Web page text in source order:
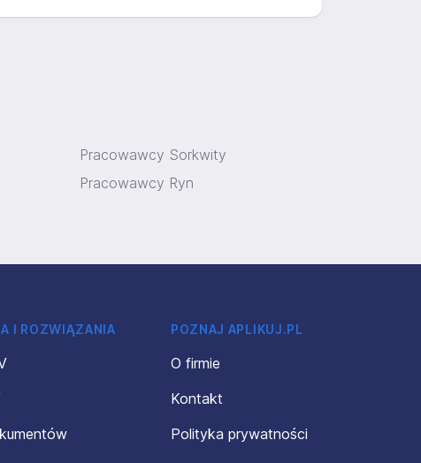
Pracowawcy Sorkwity
Pracowawcy Ryn
I ROZWIĄZANIA POZNAJ APLIKUJ.PL
O firmie
Kontakt
Polityka prywatności